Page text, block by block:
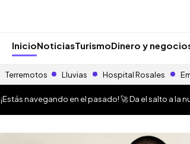
InicioNoticiasTurismoDinero y
Terremotos Lluvias Hospital Rosales
¡Estás navegando en el pasado! 🚀 Da el salto a la